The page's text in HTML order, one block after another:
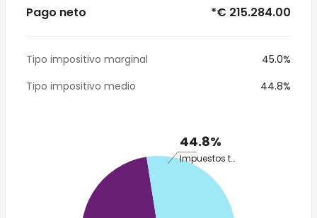
Pago neto *€ 215.284.00
Tipo impositivo marginal
45.0%
Tipo impositivo medio
44.8%
44.8%
Impuestos totales